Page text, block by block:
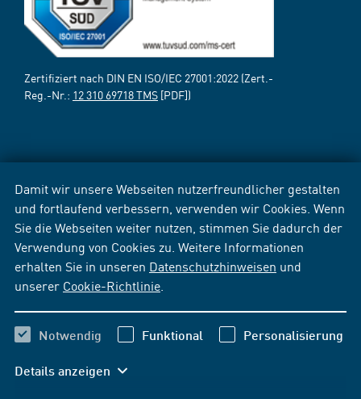
Damit wir unsere Webseiten nutzerfreundlicher gestalten
und fortlaufend verbessern, verwenden wir Cookies. Wenn
Sie die Webseiten weiter nutzen, stimmen Sie dadurch der
Verwendung von Cookies zu. Weitere Informationen
erhalten Sie in unseren Datenschutzhinweisen und
unserer Cookie-Richtlinie
Notwendig Funktional Personalisierung
Details anzeigen
Zertifiziert nach DIN EN ISO/IEC 27001:2022 (Zert.-
Reg.-Nr.: 12 310 69718 TMS [PDF])